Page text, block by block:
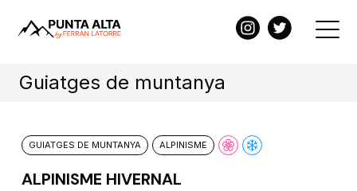
Guiatges de muntanya
GUIATGES DE MUNTANYA ALPINISME
ALPINISME HIVERNAL